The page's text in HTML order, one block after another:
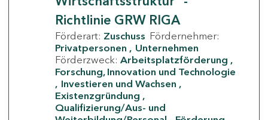
Richtlinie GRW RIGA
Förderart: Zuschuss Fördernehmer:
Privatpersonen
Unternehmen
Förderzweck: Arbeitsplatzförderung
Forschung, Innovation und Technologie
Investieren und Wachsen
Existenzgründung
Qualifizierung/Aus- und